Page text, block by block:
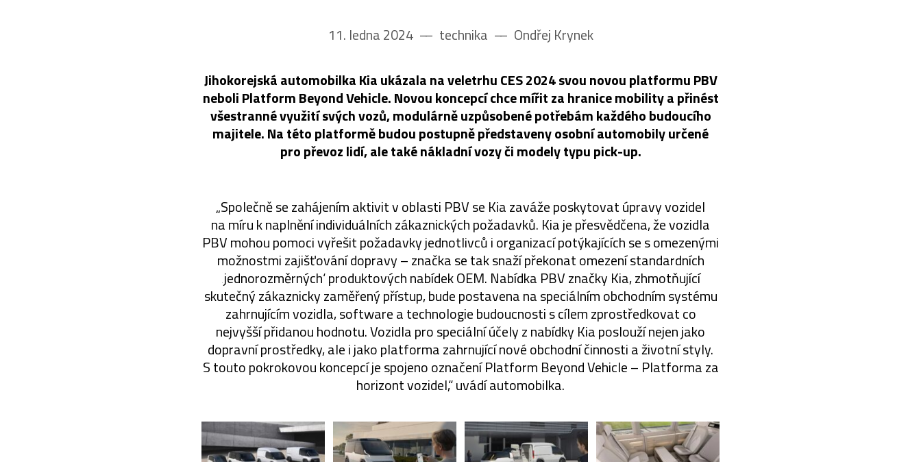
11. ledna 2024 –– technika –– Ondřej Krynek
Jihokorejská automobilka Kia ukázala na veletrhu CES 2024 svou novou platformu PBV
neboli Platform Beyond Vehicle. Novou koncepcí chce mířit za hranice mobility a přinést
všestranné využití svých vozů, modulárně uzpůsobené potřebám každého budoucího
majitele. Na této platformě budou postupně představeny osobní automobily určené
pro převoz lidí, ale také nákladní vozy či modely typu pick-up.
„Společně se zahájením aktivit v oblasti PBV se Kia zaváže poskytovat úpravy vozidel
na míru k naplnění individuálních zákaznických požadavků. Kia je přesvědčena, že vozidla
PBV mohou pomoci vyřešit požadavky jednotlivců i organizací potýkajících se s omezenými
možnostmi zajišťování dopravy – značka se tak snaží překonat omezení standardních
‚jednorozměrných‘ produktových nabídek OEM. Nabídka PBV značky Kia, zhmotňující
skutečný zákaznicky zaměřený přístup, bude postavena na speciálním obchodním systému
zahrnujícím vozidla, software a technologie budoucnosti s cílem zprostředkovat co
nejvyšší přidanou hodnotu. Vozidla pro speciální účely z nabídky Kia poslouží nejen jako
dopravní prostředky, ale i jako platforma zahrnující nové obchodní činnosti a životní styly.
S touto pokrokovou koncepcí je spojeno označení Platform Beyond Vehicle – Platforma za
horizont vozidel,“ uvádí automobilka.